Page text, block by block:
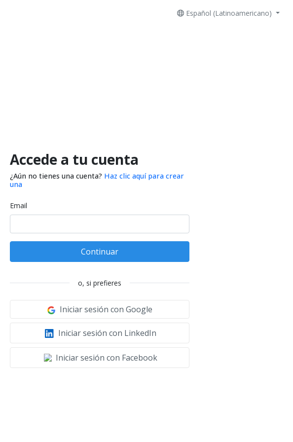
Español (Latinoamericano)
Accede a tu cuenta
¿Aún no tienes una cuenta? Haz clic aquí para crear
una
Email
Continuar
o, si prefieres
Iniciar sesión con Google
Iniciar sesión con LinkedIn
Iniciar sesión con Facebook